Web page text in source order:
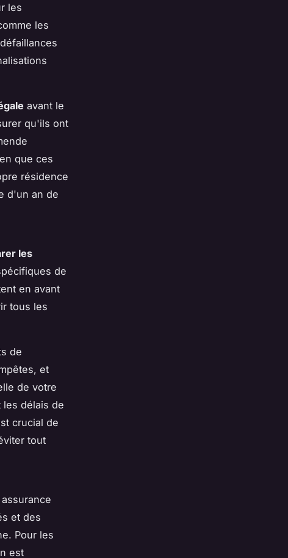
les
les
avant le
qu'ils ont
que ces
résidence
d'un an de
les
de
en avant
tous les
de
et
de votre
délais de
crucial de
tout
et des
Pour les
est